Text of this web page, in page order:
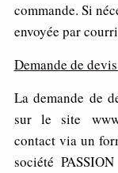
commande. Si
envoyée par
Demande de
La demande de
sur le site
contact via un
société